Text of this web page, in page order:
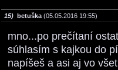
15) betuška (05.05.2016 19:55)
mno...po prečítaní
súhlasím s kajkou do
napíšeš a asi aj vo